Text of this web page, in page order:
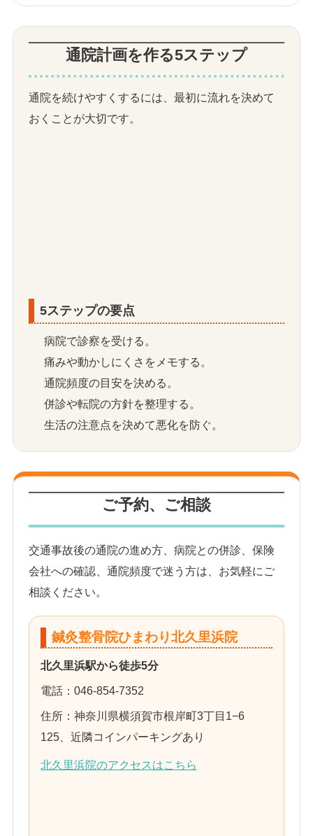
通院計画を作る5ステップ
通院を続けやすくするには、最初に流れを決めて
おくことが大切です。
5ステップの要点
病院で診察を受ける。
痛みや動かしにくさをメモする。
通院頻度の目安を決める。
併診や転院の方針を整理する。
生活の注意点を決めて悪化を防ぐ。
ご予約、ご相談
交通事故後の通院の進め方、病院との併診、保険
会社への確認、通院頻度で迷う方は、お気軽にご
相談ください。
鍼灸整骨院ひまわり北久里浜院
北久里浜駅から徒歩5分
電話：046-854-7352
住所：神奈川県横須賀市根岸町3丁目1−6
125、近隣コインパーキングあり
北久里浜院のアクセスはこちら